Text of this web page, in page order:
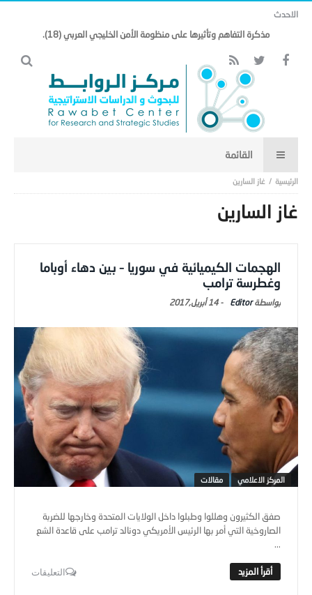
الاحدث
مذكرة التفاهم وتأثيرها على منظومة الأمن الخليجي العربي (18).
غاز السارين
غاز السارين
الهجمات الكيميائية في سوريا – بين دهاء أوباما
وغطرسة ترامب
Editor
-14 أبريل,2017
المركز الاعلامي مقالات
صفق الكثيرون وهللوا وطبلوا داخل الولايات المتحدة وخارجها للضربة
الصاروخية التي أمر بها الرئيس الأمريكي دونالد ترامب على قاعدة الشع
...
التعليقات